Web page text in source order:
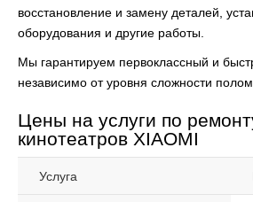
восстановление и замену деталей,
оборудования и другие работы.
Мы гарантируем первоклассный и
независимо от уровня сложности
Цены на услуги по
кинотеатров XIAOMI
Услуга